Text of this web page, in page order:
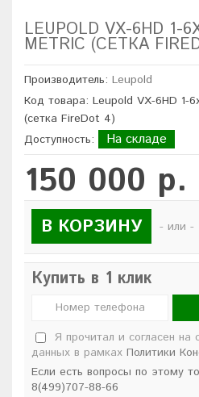
LEUPOLD VX-6HD 1-
METRIC (СЕТКА
Производитель: Leupold
Код товара: Leupold VX-6HD 1-
(сетка FireDot 4)
Доступность:
На складе
150 000 р.
В КОРЗИНУ - или -
Купить в 1 клик
Я прочитал и согласен на
данных в рамках Политики
Если есть вопросы по этому
8(499)707-88-66